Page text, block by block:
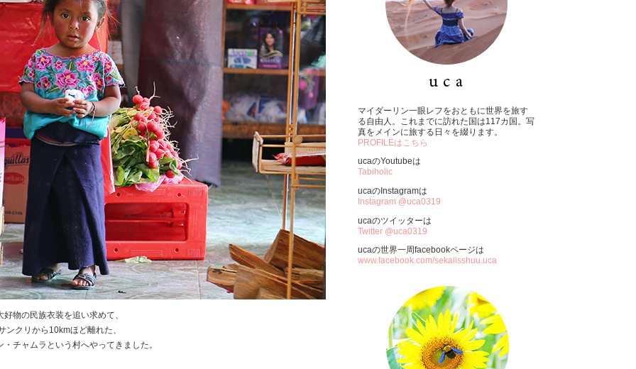
好物の民族衣装を追い求めて、
ンクリから10kmほど離れた、
・チャムラという村へやってきました。
マイダーリン一眼レフをおともに世界を旅す
る自由人。これまでに訪れた国は117カ国。写
真をメインに旅する日々を綴ります。
PROFILEはこちら
ucaのYoutubeは
Tabiholic
ucaのInstagramは
Instagram @uca0319
ucaのツイッターは
Twitter @uca0319
ucaの世界一周facebookページは
www.facebook.com/sekaiisshuu.uca